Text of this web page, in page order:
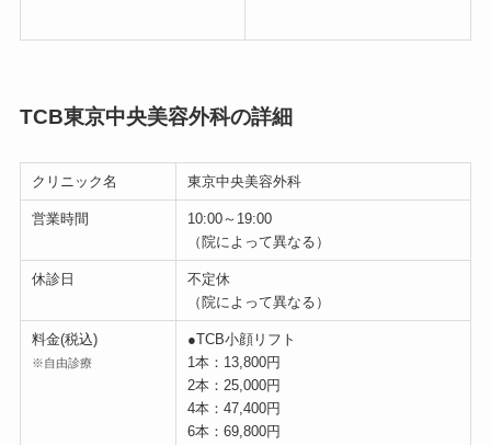
TCB東京中央美容外科の詳細
クリニック名 東京中央美容外科
営業時間
10:00～19:00
（院によって異なる）
休診日
不定休
（院によって異なる）
料金(税込)
※自由診療
●TCB小顔リフト
1本：13,800円
2本：25,000円
4本：47,400円
6本：69,800円